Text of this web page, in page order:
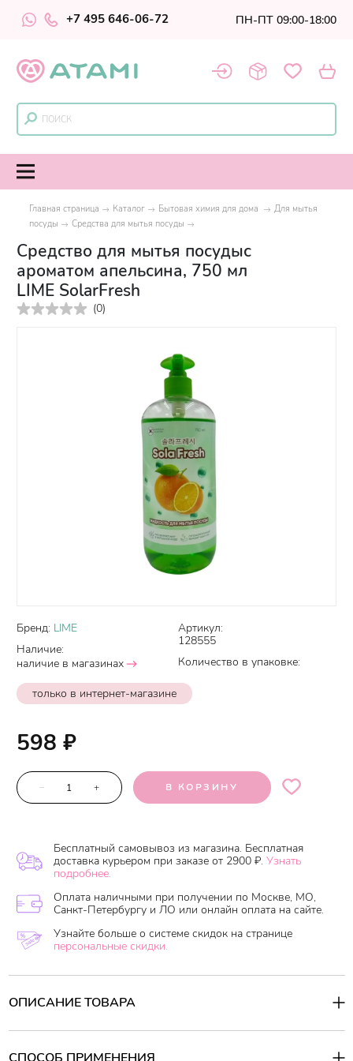
+7 495 646-06-72 ПН-ПТ 09:00-18:00
Главная страница Каталог Бытовая химия для дома
Для мытья
посуды
Средства для мытья посуды
Средство для мытья посудыс
ароматом апельсина, 750 мл
LIME SolarFresh
(0)
Бренд: LIME
Наличие:
наличие в магазинах
Артикул:
128555
Количество в упаковке:
только в интернет-магазине
598 ₽
– + В КОРЗИНУ
Бесплатный самовывоз из магазина. Бесплатная
доставка курьером при заказе от 2900 ₽. Узнать
подробнее.
Оплата наличными при получении по Москве, МО,
Санкт-Петербургу и ЛО или онлайн оплата на сайте.
Узнайте больше о системе скидок на странице
персональные скидки.
ОПИСАНИЕ ТОВАРА
SolaFresh LIME – это эффективное средство для мытья посуды с
безопасного удаления жира даже в холодной воде. Формула,